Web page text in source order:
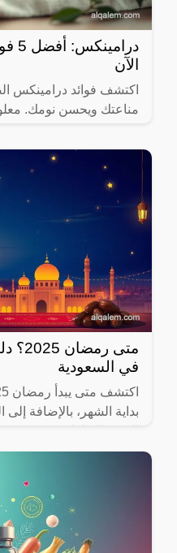
الآن
اكتشف فوائد درامينكس
مناعتك ويحسن نومك.
متى
في السعودية
بداية الشهر، بالإضافة إلى